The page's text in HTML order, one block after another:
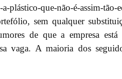
plástico-que-não-é-assim-
sem qualquer
de que a empresa
vaga. A maioria dos